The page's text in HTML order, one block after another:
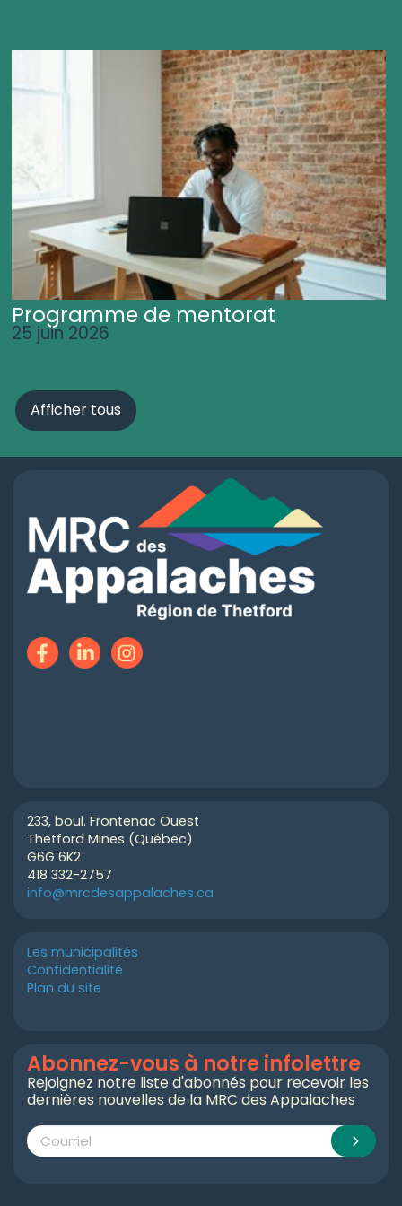
Programme de mentorat
25 juin 2026
Afficher tous
233, boul. Frontenac Ouest
Thetford Mines (Québec)
G6G 6K2
418 332-2757
info@mrcdesappalaches.ca
Les municipalités
Confidentialité
Plan du site
Abonnez-vous à notre infolettre
Rejoignez notre liste d'abonnés pour recevoir les
dernières nouvelles de la MRC des Appalaches